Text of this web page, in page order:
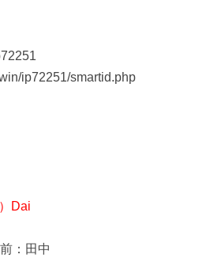
ip72251/smartid.php
Dai
：田中